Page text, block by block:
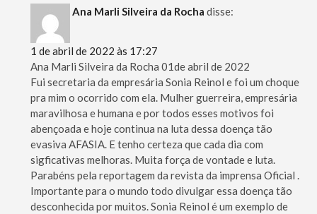
Ana Marli Silveira da Rocha disse:
1 de abril de 2022 às 17:27
Ana Marli Silveira da Rocha 01de abril de 2022
Fui secretaria da empresária Sonia Reinol e foi um choque
pra mim o ocorrido com ela. Mulher guerreira, empresária
maravilhosa e humana e por todos esses motivos foi
abençoada e hoje continua na luta dessa doença tão
evasiva AFASIA. E tenho certeza que cada dia com
sigficativas melhoras. Muita força de vontade e luta.
Parabéns pela reportagem da revista da imprensa Oficial .
Importante para o mundo todo divulgar essa doença tão
desconhecida por muitos. Sonia Reinol é um exemplo de